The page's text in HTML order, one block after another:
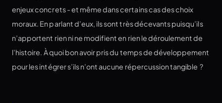
enjeux concrets - et même dans certains cas des choix
moraux. En parlant d’eux, ils sont très décevants puisqu’ils
n’apportent rien ni ne modifient en rien le déroulement de
l’histoire. À quoi bon avoir pris du temps de développement
pour les intégrer s’ils n’ont aucune répercussion tangible ?